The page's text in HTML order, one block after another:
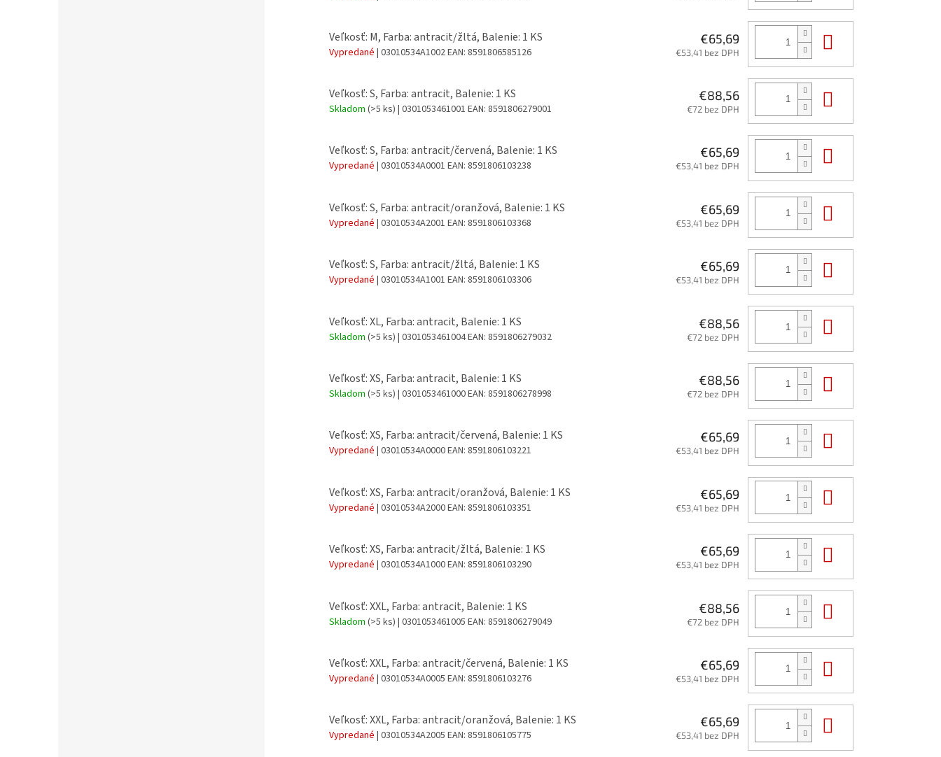
Veľkosť: M, Farba: antracit/žltá, Balenie: 1 KS
Vypredané | 03010534A1002EAN: 8591806585126
€65,69
€53,41 bez DPH
Veľkosť: S, Farba: antracit, Balenie: 1 KS
Skladom (>5 ks) | 0301053461001 EAN: 8591806279001
€88,56
€72 bez DPH
Veľkosť: S, Farba: antracit/červená, Balenie: 1 KS
Vypredané | 03010534A0001 EAN: 8591806103238
€65,69
€53,41 bez DPH
Veľkosť: S, Farba: antracit/oranžová, Balenie: 1 KS
Vypredané | 03010534A2001 EAN: 8591806103368
€65,69
€53,41 bez DPH
Veľkosť: S, Farba: antracit/žltá, Balenie: 1 KS
Vypredané | 03010534A1001 EAN: 8591806103306
€65,69
€53,41 bez DPH
Veľkosť: XL, Farba: antracit, Balenie: 1 KS
Skladom (>5 ks) | 0301053461004EAN: 8591806279032
€88,56
€72 bez DPH
Veľkosť: XS, Farba: antracit, Balenie: 1 KS
Skladom (>5 ks) | 0301053461000EAN: 8591806278998
€88,56
€72 bez DPH
Veľkosť: XS, Farba: antracit/červená, Balenie: 1 KS
Vypredané | 03010534A0000EAN: 8591806103221
€65,69
€53,41 bez DPH
Veľkosť: XS, Farba: antracit/oranžová, Balenie: 1 KS
Vypredané | 03010534A2000EAN: 8591806103351
€65,69
€53,41 bez DPH
Veľkosť: XS, Farba: antracit/žltá, Balenie: 1 KS
Vypredané | 03010534A1000EAN: 8591806103290
€65,69
€53,41 bez DPH
Veľkosť: XXL, Farba: antracit, Balenie: 1 KS
Skladom (>5 ks) | 0301053461005 EAN: 8591806279049
€88,56
€72 bez DPH
Veľkosť: XXL, Farba: antracit/červená, Balenie: 1 KS
Vypredané | 03010534A0005 EAN: 8591806103276
€65,69
€53,41 bez DPH
Veľkosť: XXL, Farba: antracit/oranžová, Balenie: 1 KS
Vypredané | 03010534A2005 EAN: 8591806105775
€65,69
€53,41 bez DPH